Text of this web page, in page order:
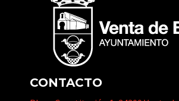
CONTACTO